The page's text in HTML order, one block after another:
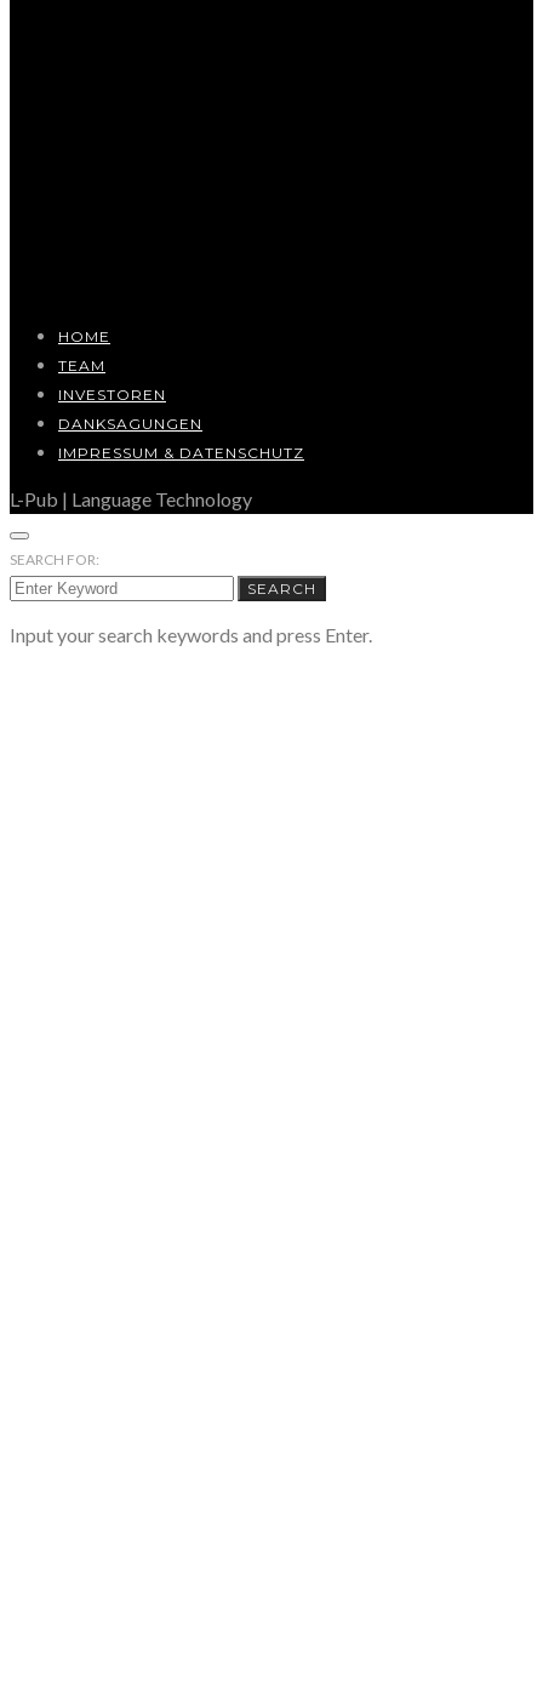
HOME
TEAM
INVESTOREN
DANKSAGUNGEN
IMPRESSUM & DATENSCHUTZ
L-Pub | Language Technology
SEARCH FOR:
SEARCH
Input your search keywords and press Enter.